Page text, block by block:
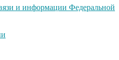
и информации Федеральной